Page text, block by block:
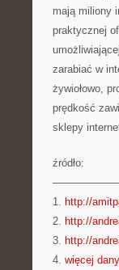
mają miliony
praktycznej
zarabiać w
żywiołowo,
prędkość
sklepy
źródło:
1. http://
2. http://
3. http://
4. więcej